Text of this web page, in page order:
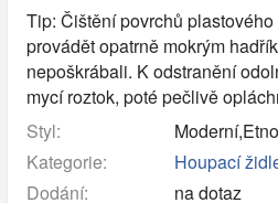
Tip: Čištění povrchů
provádět opatrně mokrým
nepoškrábali. K odstranění
mycí roztok, poté pečlivě
Styl:
Kategorie:
Houpací
Dodání:
na dotaz